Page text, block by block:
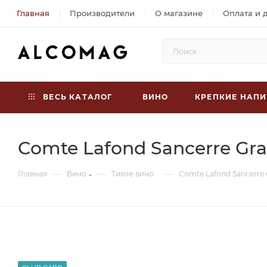
Главная Производители О магазине Оплата и
ВЕСЬ КАТАЛОГ ВИНО КРЕПКИЕ
Comte Lafond Sancerre
Главная — Вино — Тихое вино — Comte Lafond Sancerre